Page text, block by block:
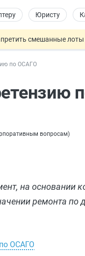
Юристу
смешанные лоты
услуги при
платёж СПОТ могут
по ОСАГО
вопросам)
на основании
ремонта по
ОСАГО